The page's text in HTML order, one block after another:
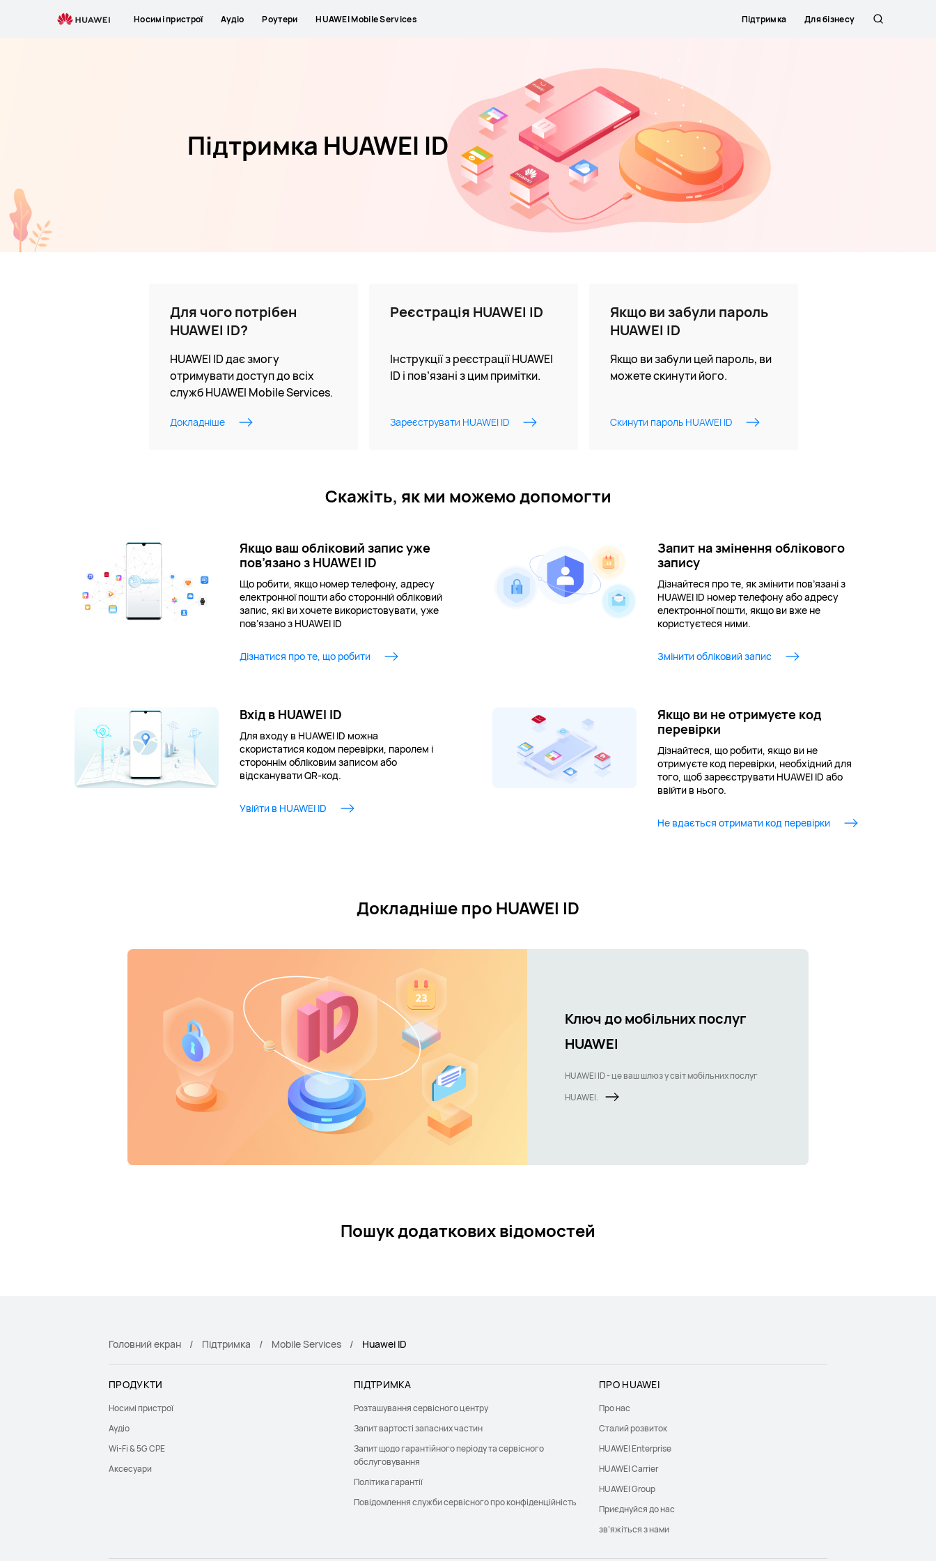
Носимі пристрої Аудіо Роутери HUAWEI Mobile Services Підтримка Для бізнесу
Підтримка HUAWEI ID
Для чого потрібен
HUAWEI ID?
HUAWEI ID дає змогу
отримувати доступ до всіх
служб HUAWEI Mobile Services.
Докладніше
Реєстрація HUAWEI ID
Інструкції з реєстрації HUAWEI
ID і пов’язані з цим примітки.
Зареєструвати HUAWEI ID
Якщо ви забули пароль
HUAWEI ID
Якщо ви забули цей пароль, ви
можете скинути його.
Скинути пароль HUAWEI ID
Скажіть, як ми можемо допомогти
Якщо ваш обліковий запис уже
пов’язано з HUAWEI ID
Що робити, якщо номер телефону, адресу
електронної пошти або сторонній обліковий
запис, які ви хочете використовувати, уже
пов’язано з HUAWEI ID
Дізнатися про те, що робити
Запит на змінення облікового
запису
Дізнайтеся про те, як змінити пов’язані з
HUAWEI ID номер телефону або адресу
електронної пошти, якщо ви вже не
користуєтеся ними.
Змінити обліковий запис
Вхід в HUAWEI ID
Для входу в HUAWEI ID можна
скористатися кодом перевірки, паролем і
стороннім обліковим записом або
відсканувати QR-код.
Увійти в HUAWEI ID
Якщо ви не отримуєте код
перевірки
Дізнайтеся, що робити, якщо ви не
отримуєте код перевірки, необхідний для
того, щоб зареєструвати HUAWEI ID або
ввійти в нього.
Не вдається отримати код перевірки
Докладніше про HUAWEI ID
Ключ до мобільних послуг
HUAWEI
HUAWEI ID - це ваш шлюз у світ мобільних послуг
HUAWEI.
Пошук додаткових відомостей
Головний екран Підтримка Mobile Services Huawei ID
ПРОДУКТИ
Носимі пристрої
Аудіо
Wi-Fi & 5G CPE
Аксесуари
ПІДТРИМКА
Розташування сервісного центру
Запит вартості запасних частин
Запит щодо гарантійного періоду та сервісного
обслуговування
Політика гарантії
Повідомлення служби сервісного про конфіденційність
ПРО HUAWEI
Про нас
Сталий розвиток
HUAWEI Enterprise
HUAWEI Carrier
HUAWEI Group
Приєднуйся до нас
зв’яжіться з нами